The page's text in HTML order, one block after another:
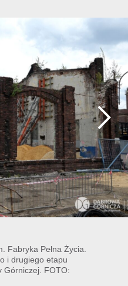
Fabryka Pełna Życia.
i drugiego etapu
Górniczej. FOTO: